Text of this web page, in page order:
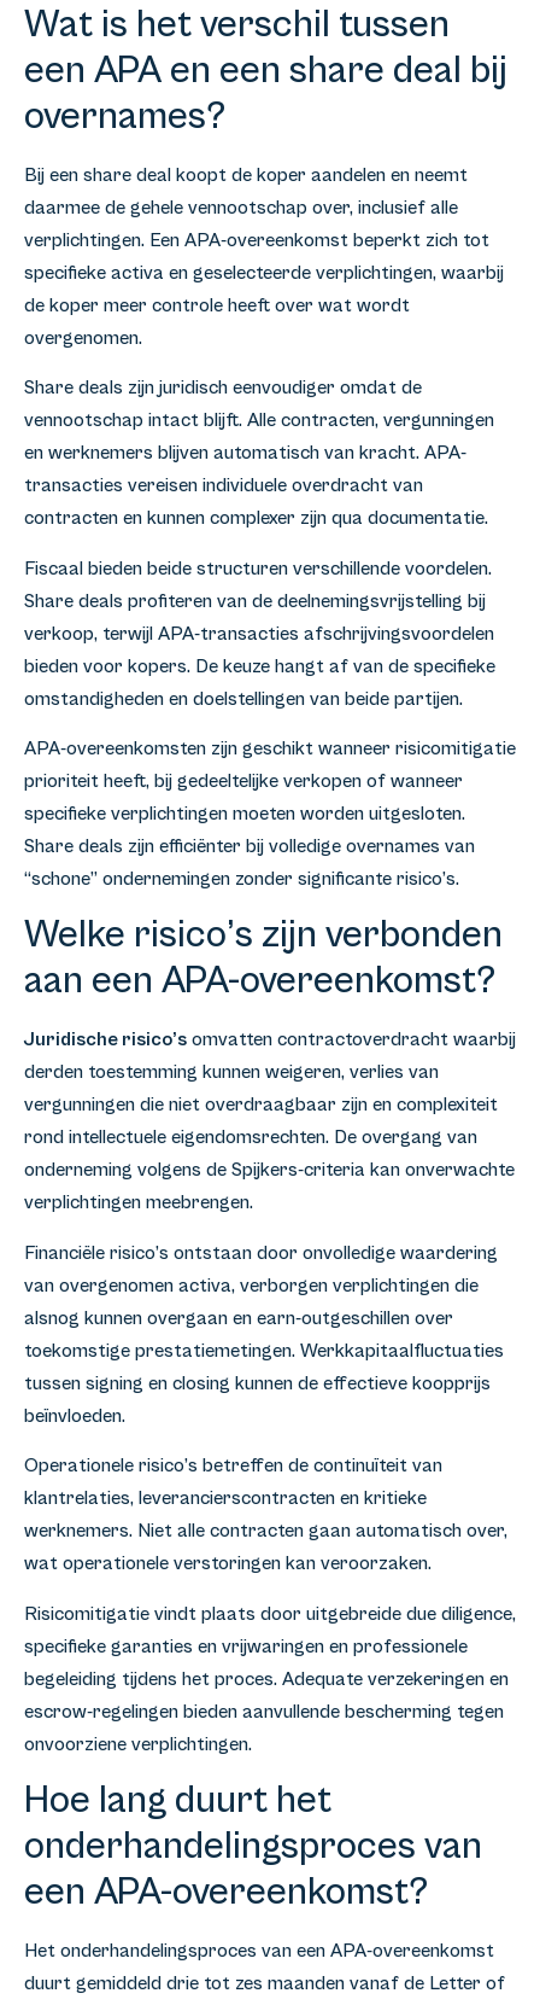
Wat is het verschil tussen
een APA en een share deal bij
overnames?
Bij een share deal koopt de koper aandelen en neemt
daarmee de gehele vennootschap over, inclusief alle
verplichtingen. Een APA-overeenkomst beperkt zich tot
specifieke activa en geselecteerde verplichtingen, waarbij
de koper meer controle heeft over wat wordt
overgenomen.
Share deals zijn juridisch eenvoudiger omdat de
vennootschap intact blijft. Alle contracten, vergunningen
en werknemers blijven automatisch van kracht. APA-
transacties vereisen individuele overdracht van
contracten en kunnen complexer zijn qua documentatie.
Fiscaal bieden beide structuren verschillende voordelen.
Share deals profiteren van de deelnemingsvrijstelling bij
verkoop, terwijl APA-transacties afschrijvingsvoordelen
bieden voor kopers. De keuze hangt af van de specifieke
omstandigheden en doelstellingen van beide partijen.
APA-overeenkomsten zijn geschikt wanneer risicomitigatie
prioriteit heeft, bij gedeeltelijke verkopen of wanneer
specifieke verplichtingen moeten worden uitgesloten.
Share deals zijn efficiënter bij volledige overnames van
“schone” ondernemingen zonder significante risico’s.
Welke risico’s zijn verbonden
aan een APA-overeenkomst?
Juridische risico’s omvatten contractoverdracht waarbij
derden toestemming kunnen weigeren, verlies van
vergunningen die niet overdraagbaar zijn en complexiteit
rond intellectuele eigendomsrechten. De overgang van
onderneming volgens de Spijkers-criteria kan onverwachte
verplichtingen meebrengen.
Financiële risico’s ontstaan door onvolledige waardering
van overgenomen activa, verborgen verplichtingen die
alsnog kunnen overgaan en earn-outgeschillen over
toekomstige prestatiemetingen. Werkkapitaalfluctuaties
tussen signing en closing kunnen de effectieve koopprijs
beïnvloeden.
Operationele risico’s betreffen de continuïteit van
klantrelaties, leverancierscontracten en kritieke
werknemers. Niet alle contracten gaan automatisch over,
wat operationele verstoringen kan veroorzaken.
Risicomitigatie vindt plaats door uitgebreide due diligence,
specifieke garanties en vrijwaringen en professionele
begeleiding tijdens het proces. Adequate verzekeringen en
escrow-regelingen bieden aanvullende bescherming tegen
onvoorziene verplichtingen.
Hoe lang duurt het
onderhandelingsproces van
een APA-overeenkomst?
Het onderhandelingsproces van een APA-overeenkomst
duurt gemiddeld drie tot zes maanden vanaf de Letter of